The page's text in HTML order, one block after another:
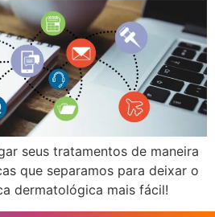
seus tratamentos de maneira
que separamos para deixar o
dermatológica mais fácil!